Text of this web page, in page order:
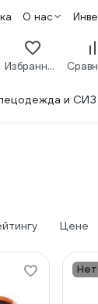
О нас
Избранное
и СИЗ
Цене
Нет